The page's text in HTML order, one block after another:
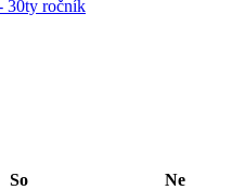
So
Ne